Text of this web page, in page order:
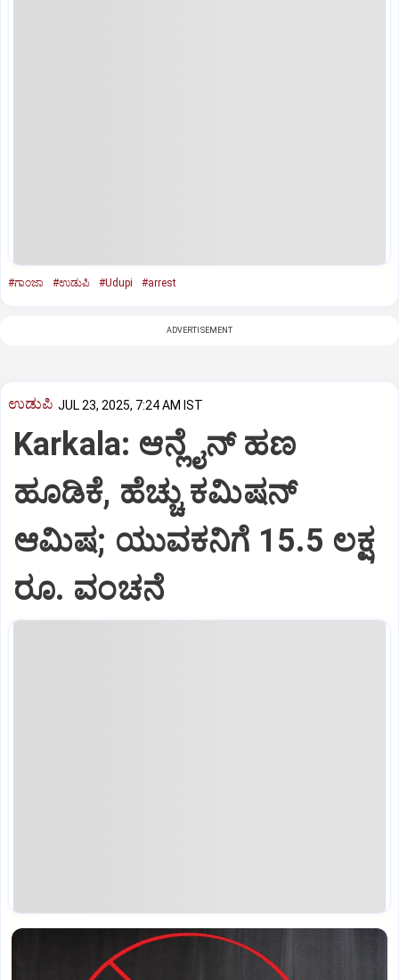
#ಗಾಂಜಾ #ಉಡುಪಿ #Udupi #arrest
ADVERTISEMENT
ಉಡುಪಿ JUL 23, 2025, 7:24 AM IST
Karkala: ಆನ್ಲೈನ್‌ ಹಣ
ಹೂಡಿಕೆ, ಹೆಚ್ಚು ಕಮಿಷನ್‌
ಆಮಿಷ; ಯುವಕನಿಗೆ 15.5 ಲಕ್ಷ
ರೂ. ವಂಚನೆ